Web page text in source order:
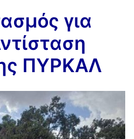
για
ΠΥΡΚΑΛ